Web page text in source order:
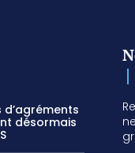
d’agréments
désormais